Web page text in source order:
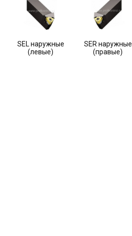
SEL наружные
(левые)
SER наружные
(правые)